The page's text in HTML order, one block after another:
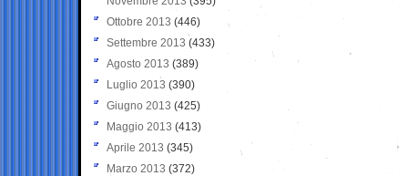
Ottobre 2013 (446)
Settembre 2013 (433)
Agosto 2013 (389)
Luglio 2013 (390)
Giugno 2013 (425)
Maggio 2013 (413)
Aprile 2013 (345)
Marzo 2013 (372)